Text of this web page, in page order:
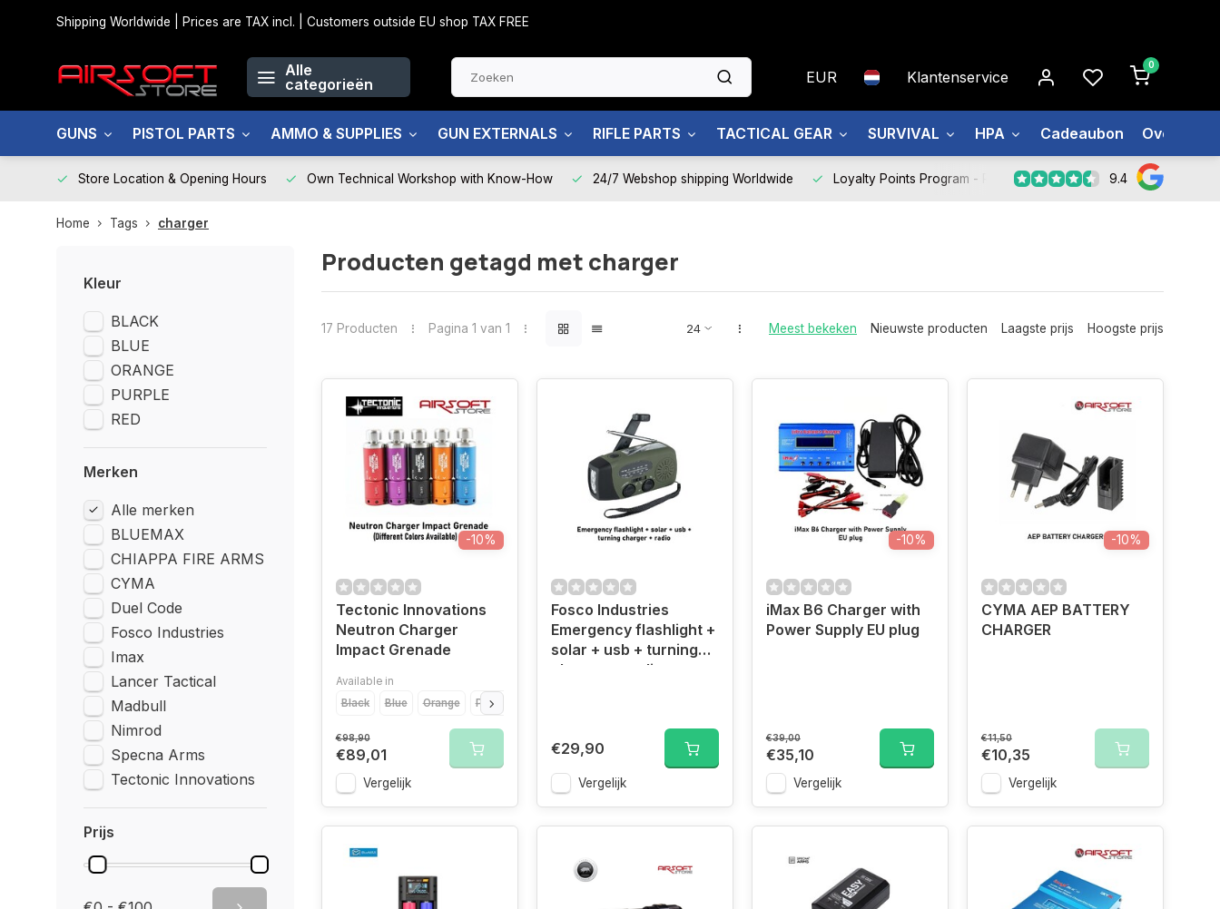
Shipping Worldwide | Prices are TAX incl. | Customers outside EU shop TAX FREE
Alle
categorieën
EUR Klantenservice
0
GUNS PISTOL PARTS AMMO & SUPPLIES GUN EXTERNALS RIFLE PARTS TACTICAL GEAR SURVIVAL HPA Cadeaubon Over ons
Store Location & Opening Hours Own Technical Workshop with Know-How 24/7 Webshop shipping Worldwide Loyalty Points Program - Register Now 9.4
Home Tags charger
Kleur
BLACK
BLUE
ORANGE
PURPLE
RED
Merken
Alle merken
BLUEMAX
CHIAPPA FIRE ARMS
CYMA
Duel Code
Fosco Industries
Imax
Lancer Tactical
Madbull
Nimrod
Specna Arms
Tectonic Innovations
Prijs
Producten getagd met charger
17 Producten Pagina 1 van 1 Meest bekeken Nieuwste producten Laagste prijs Hoogste prijs
-10%
Tectonic Innovations
Neutron Charger
Impact Grenade
Available in
Black
Blue Orange Purple
€98,90
€89,01
Vergelijk
Fosco Industries
Emergency flashlight +
solar + usb + turning
charger + radio
€29,90
Vergelijk
-10%
iMax B6 Charger with
Power Supply EU plug
€39,00
€35,10
Vergelijk
-10%
CYMA AEP BATTERY
CHARGER
€11,50
€10,35
Vergelijk